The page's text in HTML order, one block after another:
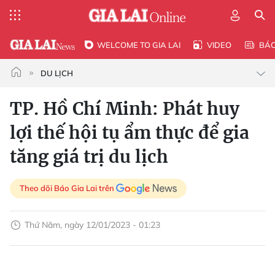
WELCOME TO GIA LAI VIDEO
DU LỊCH
TP. Hồ Chí Minh: Phát huy
lợi thế hội tụ ẩm thực để gia
tăng giá trị du lịch
Theo dõi Báo Gia Lai trên
Thứ Năm, ngày 12/01/2023 - 01:23